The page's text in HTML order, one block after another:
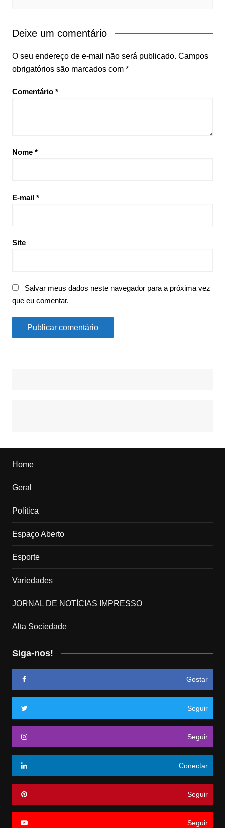
Deixe um comentário
O seu endereço de e-mail não será publicado. Campos
obrigatórios são marcados com *
Comentário *
Nome *
E-mail *
Site
Salvar meus dados neste navegador para a próxima vez
que eu comentar.
Home
Geral
Política
Espaço Aberto
Esporte
Variedades
JORNAL DE NOTÍCIAS IMPRESSO
Alta Sociedade
Siga-nos!
Gostar
Seguir
Seguir
Conectar
Seguir
Seguir